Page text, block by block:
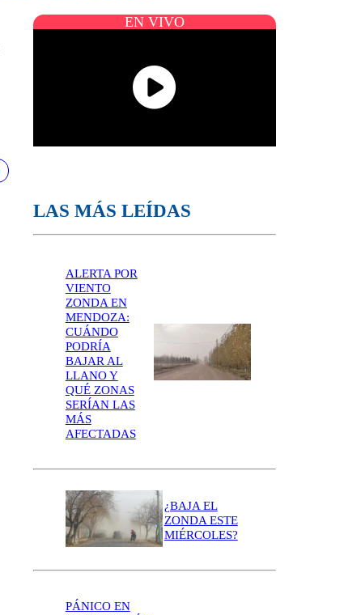
EN VIVO
LAS MÁS LEÍDAS
ALERTA POR
VIENTO
ZONDA EN
MENDOZA:
CUÁNDO
PODRÍA
BAJAR AL
LLANO Y
QUÉ ZONAS
SERÍAN LAS
MÁS
AFECTADAS
¿BAJA EL
ZONDA ESTE
MIÉRCOLES?
PÁNICO EN